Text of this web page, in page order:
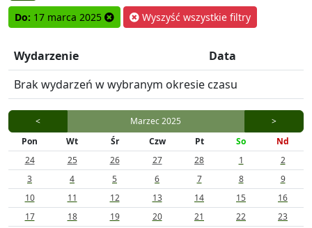
Do: 17 marca 2025 Wyszyść wszystkie filtry
Wydarzenie
Data
Brak wydarzeń w wybranym okresie czasu
< Marzec 2025
>
Pon
Wt Śr Czw Pt So
Nd
24
25 26 27 28 1
2
3
4 5 6 7 8
9
10
11 12 13 14 15
16
17
18 19 20 21 22
23